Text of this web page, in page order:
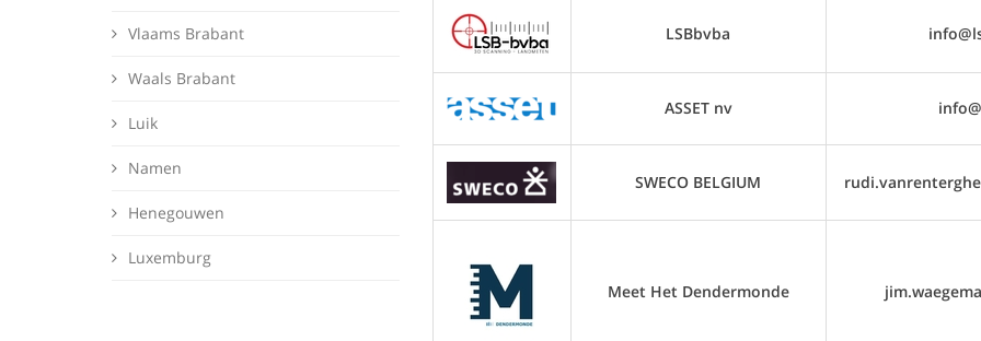
Vlaams Brabant
Waals Brabant
Luik
Namen
Henegouwen
Luxemburg
LSBbvba
ASSET nv
SWECO BELGIUM
Meet Het Dendermonde